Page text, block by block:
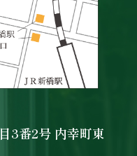
3番2号 内幸町東